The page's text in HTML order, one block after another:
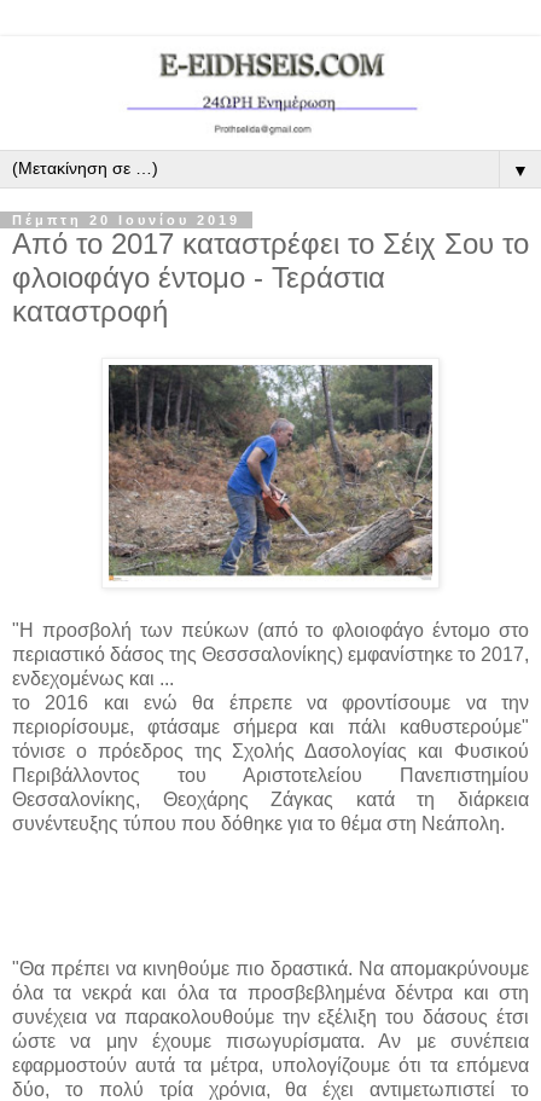
▼
Πέμπτη 20 Ιουνίου 2019
Από το 2017 καταστρέφει το Σέιχ Σου το
φλοιοφάγο έντομο - Τεράστια
καταστροφή
"Η προσβολή των πεύκων (από το φλοιοφάγο έντομο στο
περιαστικό δάσος της Θεσσσαλονίκης) εμφανίστηκε το 2017,
ενδεχομένως και ...
το 2016 και ενώ θα έπρεπε να φροντίσουμε να την
περιορίσουμε, φτάσαμε σήμερα και πάλι καθυστερούμε"
τόνισε ο πρόεδρος της Σχολής Δασολογίας και Φυσικού
Περιβάλλοντος του Αριστοτελείου Πανεπιστημίου
Θεσσαλονίκης, Θεοχάρης Ζάγκας κατά τη διάρκεια
συνέντευξης τύπου που δόθηκε για το θέμα στη Νεάπολη.
"Θα πρέπει να κινηθούμε πιο δραστικά. Nα απομακρύνουμε
όλα τα νεκρά και όλα τα προσβεβλημένα δέντρα και στη
συνέχεια να παρακολουθούμε την εξέλιξη του δάσους έτσι
ώστε να μην έχουμε πισωγυρίσματα. Αν με συνέπεια
εφαρμοστούν αυτά τα μέτρα, υπολογίζουμε ότι τα επόμενα
δύο, το πολύ τρία χρόνια, θα έχει αντιμετωπιστεί το